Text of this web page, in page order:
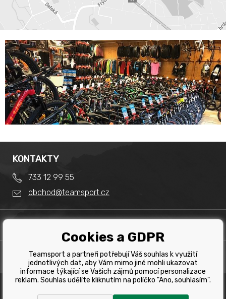
Obchodní podmínky
Splátkový prodej
Reklamace
Tabulka velikostí kol
PRODEJNA
Team Sport - Tomáš Binar
Dlouhá 1228/44C
Havířov
KONTAKTY
733 12 99 55
obchod@teamsport.cz
Cookies a GDPR
Teamsport a partneři potřebují Váš souhlas k využití
jednotlivých dat, aby Vám mimo jiné mohli ukazovat
informace týkající se Vašich zájmů pomocí personalizace
reklam. Souhlas udělíte kliknutím na políčko "Ano, souhlasím".